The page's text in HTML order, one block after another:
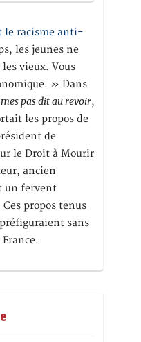
le racisme anti-
les jeunes ne
vieux. Vous
» Dans
pas dit au revoir,
les propos de
de
le Droit à Mourir
ancien
un fervent
propos tenus
sans